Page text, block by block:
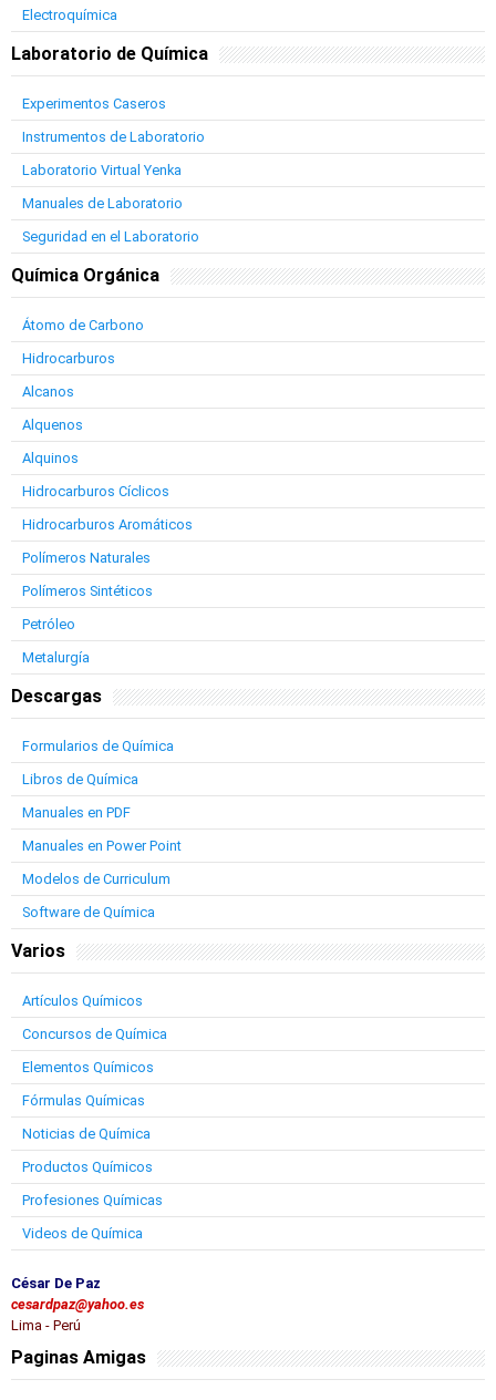
Electroquímica
Laboratorio de Química
Experimentos Caseros
Instrumentos de Laboratorio
Laboratorio Virtual Yenka
Manuales de Laboratorio
Seguridad en el Laboratorio
Química Orgánica
Átomo de Carbono
Hidrocarburos
Alcanos
Alquenos
Alquinos
Hidrocarburos Cíclicos
Hidrocarburos Aromáticos
Polímeros Naturales
Polímeros Sintéticos
Petróleo
Metalurgía
Descargas
Formularios de Química
Libros de Química
Manuales en PDF
Manuales en Power Point
Modelos de Curriculum
Software de Química
Varios
Artículos Químicos
Concursos de Química
Elementos Químicos
Fórmulas Químicas
Noticias de Química
Productos Químicos
Profesiones Químicas
Videos de Química
César De Paz
cesardpaz@yahoo.es
Lima - Perú
Paginas Amigas